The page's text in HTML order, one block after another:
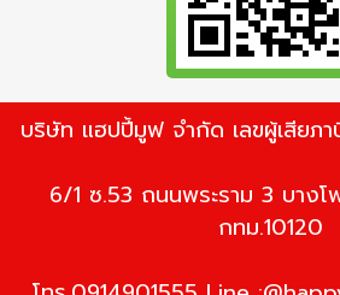
บริษัท แฮปปี้มูฟ จำกัด เลขผู้เสียภ
6/1 ซ.53 ถนนพระราม 3 บาง
กทม.10120